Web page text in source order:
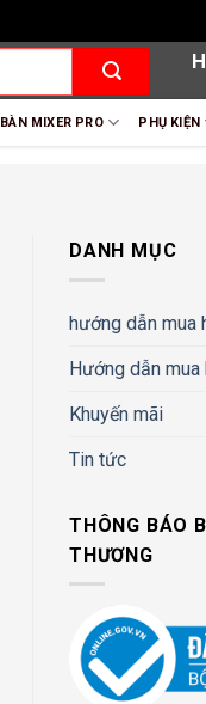
BÀN MIXER PRO PHỤ KIỆN
DANH MỤC
hướng dẫn mua
Hướng dẫn mua
Khuyến mãi
Tin tức
THÔNG BÁO
THƯƠNG